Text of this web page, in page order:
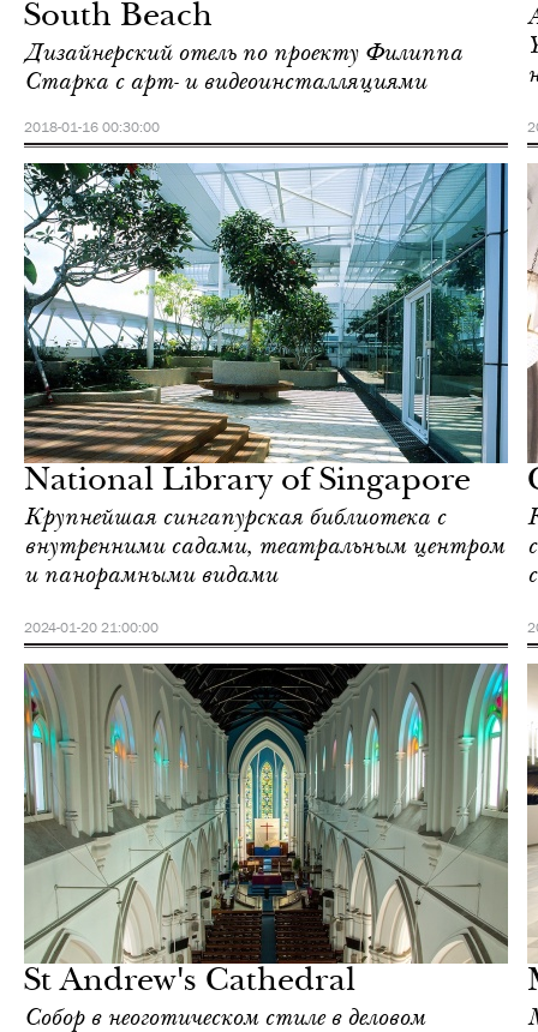
South Beach
Дизайнерский отель по проекту Филиппа
Старка с арт- и видеоинсталляциями
2018-01-16 00:30:00
National Library of Singapore
Крупнейшая сингапурская библиотека с
внутренними садами, театральным центром
и панорамными видами
2024-01-20 21:00:00
среда
St Andrew's Cathedral
Собор в неоготическом стиле в деловом